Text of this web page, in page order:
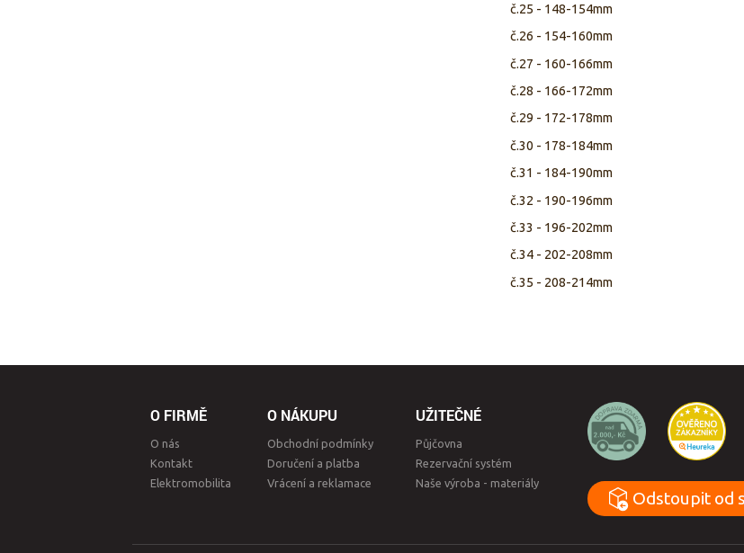
č.25 - 148-154mm
č.26 - 154-160mm
č.27 - 160-166mm
č.28 - 166-172mm
č.29 - 172-178mm
č.30 - 178-184mm
č.31 - 184-190mm
č.32 - 190-196mm
č.33 - 196-202mm
č.34 - 202-208mm
č.35 - 208-214mm
O FIRMĚ
O nás
Kontakt
Elektromobilita
O NÁKUPU
Obchodní podmínky
Doručení a platba
Vrácení a reklamace
UŽITEČNÉ
Půjčovna
Rezervační systém
Naše výroba - materiály
Odstoupit od